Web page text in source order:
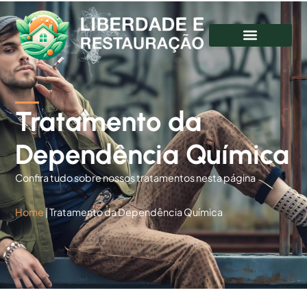
Tratamento da
Dependência Química
Confira tudo sobre nossos tratamentos nesta página
Home|Tratamento da Dependência Química